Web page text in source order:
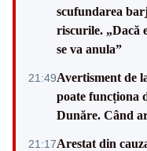
scufundarea
riscurile. „Dacă
se va anula”
21:49Avertisment de
poate funcționa
Dunăre. Când
21:17Arestat din